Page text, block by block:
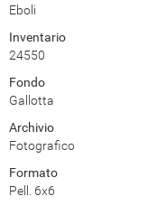
Eboli
Inventario
24550
Fondo
Gallotta
Archivio
Fotografico
Formato
Pell. 6x6